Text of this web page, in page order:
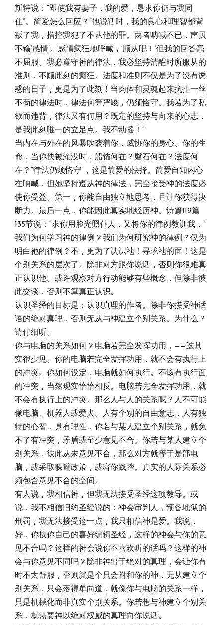
斯特说：“即使我有妻子，我的爱，恳求你仍与我同
住”。简爱怎么回应？“他说话时，我的良心和理智都背
叛了我，指控我犯了不从他的罪。两者呐喊不已，声贝
不输‘感情’。感情疯狂地呼喊，‘顺从吧！’但我的回答毫
不屈服。我必遵守神的律法，我必坚持清醒时所服从的
准则，不顾此刻的癫狂。法度和准则不仅是为了没有诱
惑的日子，更是为了此刻！当肉体和灵魂起来抗拒一丝
不苟的律法时，律法何等严峻，仍须恪守。我若为了私
欲而违背，律法又有何用？既定的坚持与向来的心志，
是我此刻唯一的立足点。我不动摇！”
当内在与外在的风暴吹袭着你，威协你的身心、你的生
命，当你快被淹没时，船锚何在？磐石何在？法度何
在？“律法仍须恪守”，这是简爱的抉择。简爱自知内心
在呐喊，但她坚持遵从神的律法，完全接受神的法度必
使你受益。第一，你能自由独立地思考，且让你获得决
断力。最后一点，你能因此真实地经历神。诗篇119篇
135节说：“求你用脸光照仆人，又将你的律例教训我，”
我们为何学习神的律例？我们为何研究神的律例？仅为
明白祂的律例？不，更为了认识祂！寻求祂的面！这是
个别关系的层次了。除非对方跟你说话，否则你很难真
正认识他。或许观察对方行动能够有些概念，但除非彼
此交谈，否则不算真正认识。
认识圣经的目标是：认识真理的作者。除非你接受神话
语的绝对真理，否则无从与神建立个别关系。为什么？
请仔细听。
你与电脑的关系如何？电脑若完全发挥功用，——这其
实很少见。你的电脑若完全发挥功用，就不会有执行上
的冲突。你如何设定，电脑就如何执行。不该有执行面
的冲突，当然现实恰恰相反。电脑若完全发挥功用，就
不会有执行上的冲突。那么人与人的关系呢？人不可能
像电脑、机器人或爱犬。人有个别的自由意志，人有独
特的心智，具有理性，你若与某人建立个别关系，就免
不了有冲突，矛盾或至少意见不合。你若与某人建立个
别关系，彼此从未意见不合，那么对方就等于是部电
脑，或采取躲避政策，或容你践踏。真实的人际关系必
须包含意见不合的空间。
有人说，我相信神，但我无法接受圣经这项教导。或
说，我不相信旧约圣经说的：神会审判人，预备地狱的
刑罚，我无法接受这一点，我只相信神是爱。我说，
好，你按你自己的喜好编辑圣经，这样的神会与你的意
见不合吗？这样的神会说你不喜欢听的话吗？这样的神
会与你意见不同吗？除非神出于绝对的真理，会让你有
时不太舒服，否则就是个只会附和你的神，无从建立个
别关系，只会落得单向道，就像你与电脑的关系一样，
只是机械化而非真实个别关系。你若想与神建立个别关
系，就需要神以绝对权威的真理向你说话。